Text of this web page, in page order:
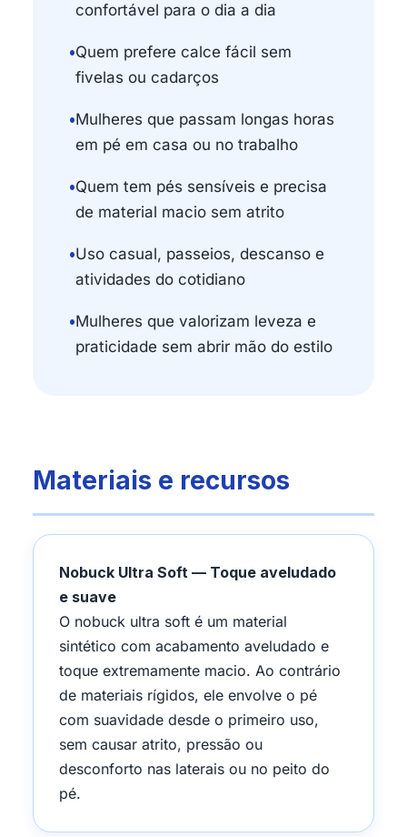
confortável para o dia a dia
•Quem prefere calce fácil sem
fivelas ou cadarços
•Mulheres que passam longas horas
em pé em casa ou no trabalho
•Quem tem pés sensíveis e precisa
de material macio sem atrito
•Uso casual, passeios, descanso e
atividades do cotidiano
•Mulheres que valorizam leveza e
praticidade sem abrir mão do estilo
Materiais e recursos
Nobuck Ultra Soft — Toque aveludado
e suave
O nobuck ultra soft é um material
sintético com acabamento aveludado e
toque extremamente macio. Ao contrário
de materiais rígidos, ele envolve o pé
com suavidade desde o primeiro uso,
sem causar atrito, pressão ou
desconforto nas laterais ou no peito do
pé.